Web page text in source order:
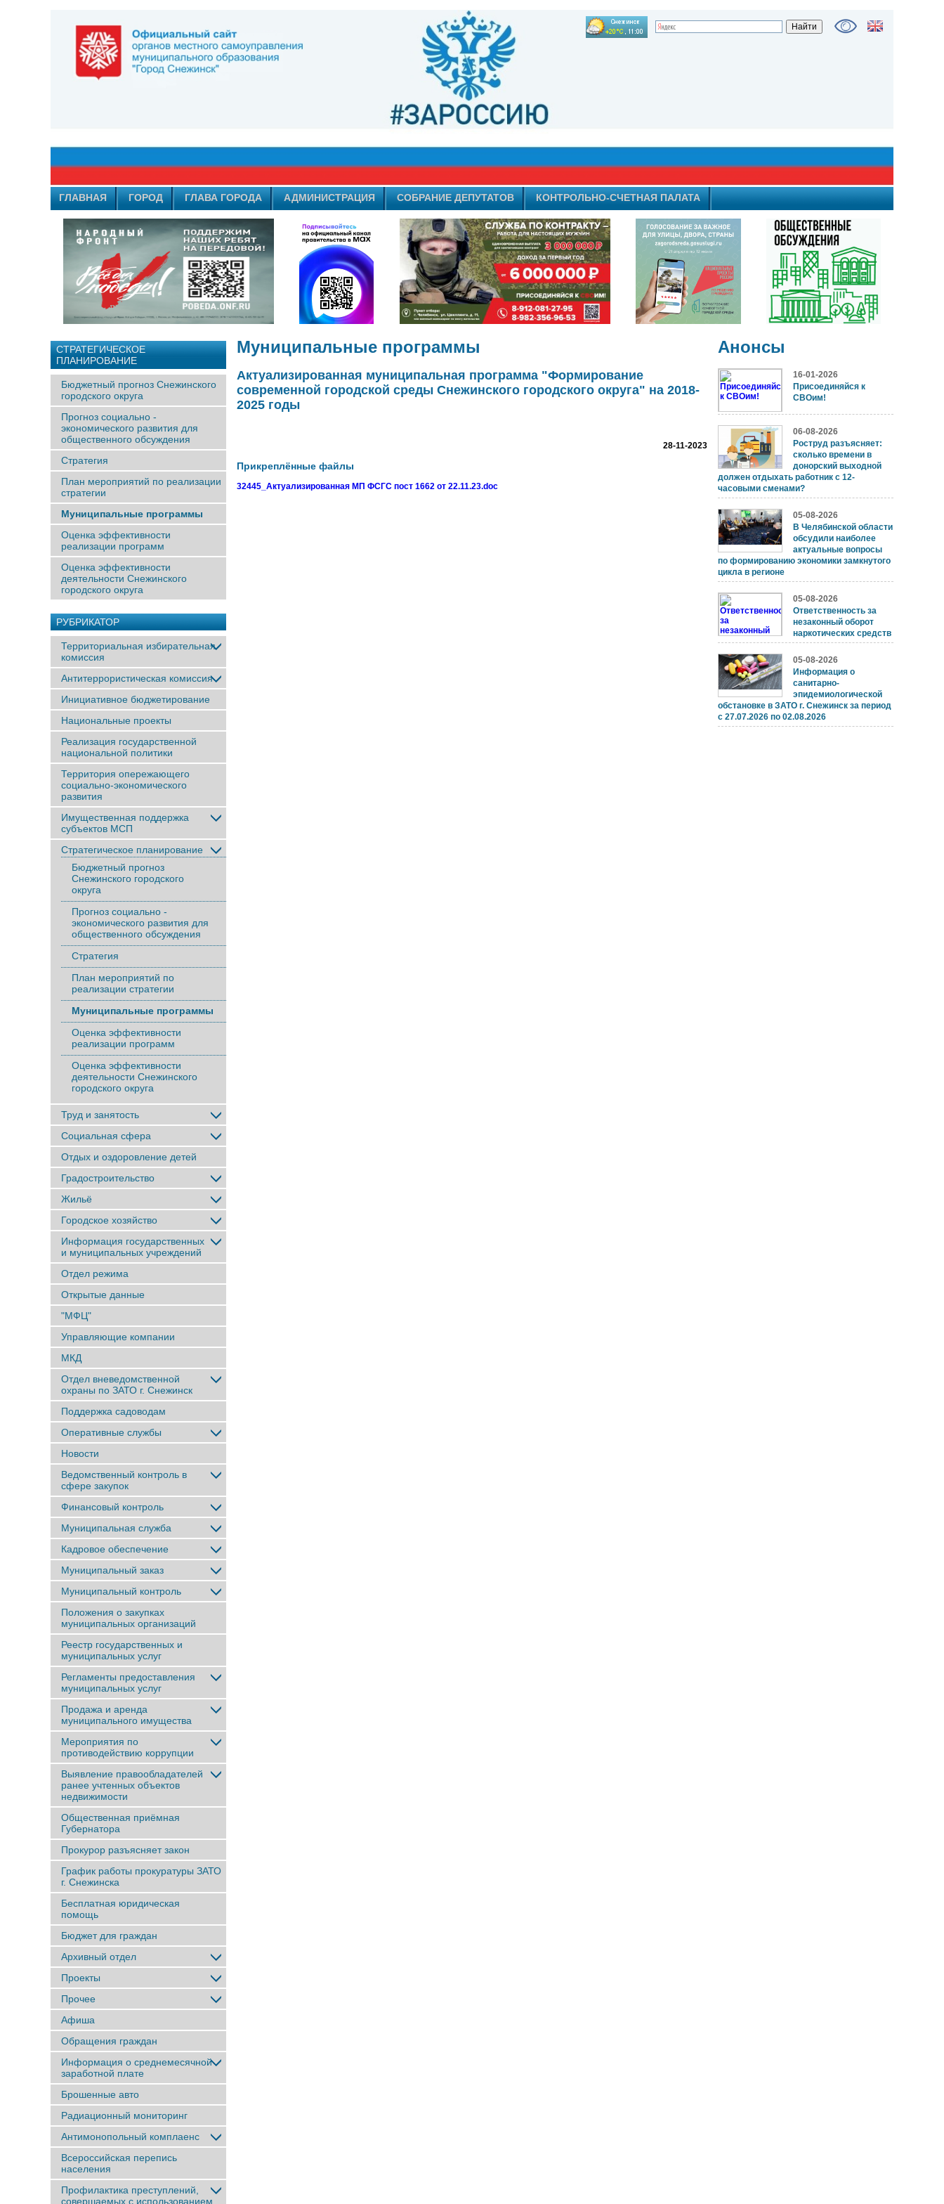
ГЛАВНАЯ ГОРОД ГЛАВА ГОРОДА АДМИНИСТРАЦИЯ СОБРАНИЕ ДЕПУТАТОВ КОНТРОЛЬНО-СЧЕТНАЯ ПАЛАТА
СТРАТЕГИЧЕСКОЕ
ПЛАНИРОВАНИЕ
Бюджетный прогноз Снежинского
городского округа
Прогноз социально -
экономического развития для
общественного обсуждения
Стратегия
План мероприятий по реализации
стратегии
Муниципальные программы
Оценка эффективности
реализации программ
Оценка эффективности
деятельности Снежинского
городского округа
РУБРИКАТОР
Территориальная избирательная
комиссия
Антитеррористическая комиссия
Инициативное бюджетирование
Национальные проекты
Реализация государственной
национальной политики
Территория опережающего
социально-экономического
развития
Имущественная поддержка
субъектов МСП
Стратегическое планирование
Бюджетный прогноз
Снежинского городского
округа
Прогноз социально -
экономического развития для
общественного обсуждения
Стратегия
План мероприятий по
реализации стратегии
Муниципальные программы
Оценка эффективности
реализации программ
Оценка эффективности
деятельности Снежинского
городского округа
Труд и занятость
Социальная сфера
Отдых и оздоровление детей
Градостроительство
Жильё
Городское хозяйство
Информация государственных
и муниципальных учреждений
Отдел режима
Открытые данные
"МФЦ"
Управляющие компании
МКД
Отдел вневедомственной
охраны по ЗАТО г. Снежинск
Поддержка садоводам
Оперативные службы
Новости
Ведомственный контроль в
сфере закупок
Финансовый контроль
Муниципальная служба
Кадровое обеспечение
Муниципальный заказ
Муниципальный контроль
Положения о закупках
муниципальных организаций
Реестр государственных и
муниципальных услуг
Регламенты предоставления
муниципальных услуг
Продажа и аренда
муниципального имущества
Мероприятия по
противодействию коррупции
Выявление правообладателей
ранее учтенныx объектов
недвижимости
Общественная приёмная
Губернатора
Прокурор разъясняет закон
График работы прокуратуры ЗАТО
г. Снежинска
Бесплатная юридическая
помощь
Бюджет для граждан
Архивный отдел
Проекты
Прочее
Афиша
Обращения граждан
Информация о среднемесячной
заработной плате
Брошенные авто
Радиационный мониторинг
Антимонопольный комплаенс
Всероссийская перепись
населения
Профилактика преступлений,
совершаемых с использованием
Муниципальные программы
Актуализированная муниципальная программа "Формирование
современной городской среды Снежинского городского округа" на 2018-
2025 годы
28-11-2023
Прикреплённые файлы
32445_Актуализированная МП ФСГС пост 1662 от 22.11.23.doc
Анонсы
16-01-2026
Присоединяйся к
СВОим!
06-08-2026
Роструд разъясняет:
сколько времени в
донорский выходной
должен отдыхать работник с 12-
часовыми сменами?
05-08-2026
В Челябинской области
обсудили наиболее
актуальные вопросы
по формированию экономики замкнутого
цикла в регионе
05-08-2026
Ответственность за
незаконный оборот
наркотических средств
05-08-2026
Информация о
санитарно-
эпидемиологической
обстановке в ЗАТО г. Снежинск за период
с 27.07.2026 по 02.08.2026